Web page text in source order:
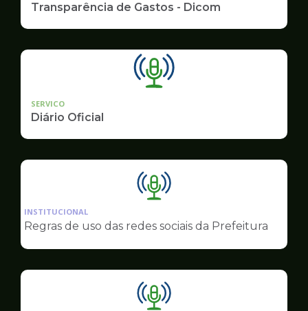
Transparência de Gastos - Dicom
SERVICO
Diário Oficial
Ilustração
pagina
Comunicação
INSTITUCIONAL
Regras de uso das redes sociais da Prefeitura
Ilustração